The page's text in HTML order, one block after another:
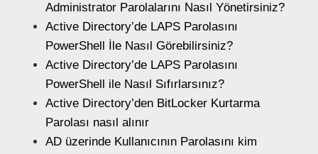
Administrator Parolalarını Nasıl Yönetirsiniz?
Active Directory’de LAPS Parolasını
PowerShell İle Nasıl Görebilirsiniz?
Active Directory’de LAPS Parolasını
PowerShell ile Nasıl Sıfırlarsınız?
Active Directory’den BitLocker Kurtarma
Parolası nasıl alınır
AD üzerinde Kullanıcının Parolasını kim